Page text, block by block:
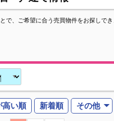
、ご希望に合う売買物件をお探しで
高い順 新着順 その他